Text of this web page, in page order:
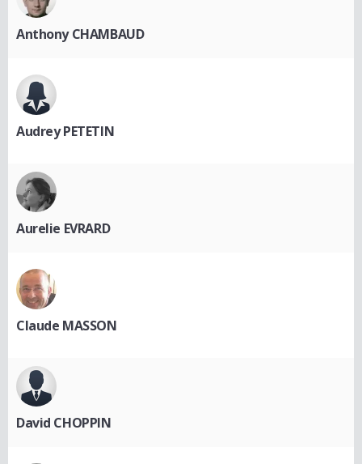
Anthony CHAMBAUD
Audrey PETETIN
Aurelie EVRARD
Claude MASSON
David CHOPPIN